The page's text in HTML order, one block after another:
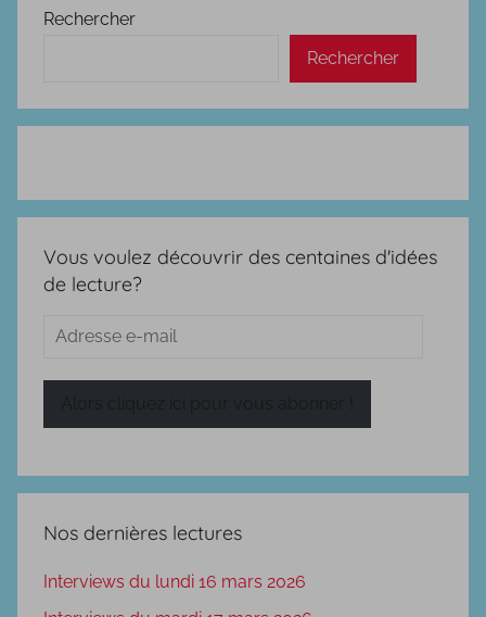
Rechercher
Rechercher
Vous voulez découvrir des centaines d'idées
de lecture?
Adresse
Nos dernières lectures
Interviews du lundi 16 mars 2026